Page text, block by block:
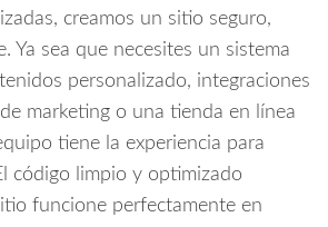
creamos un sitio seguro,
Ya sea que necesites un sistema
personalizado, integraciones
marketing o una tienda en línea
tiene la experiencia para
código limpio y optimizado
funcione perfectamente en